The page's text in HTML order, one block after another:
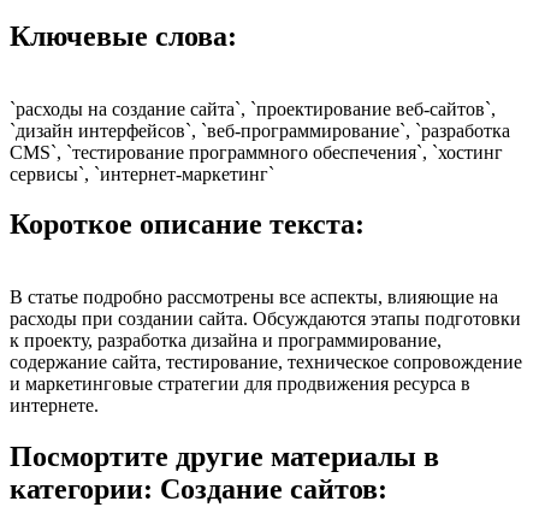
Ключевые слова:
`расходы на создание сайта`, `проектирование веб-сайтов`,
`дизайн интерфейсов`, `веб-программирование`, `разработка
CMS`, `тестирование программного обеспечения`, `хостинг
сервисы`, `интернет-маркетинг`
Короткое описание текста:
В статье подробно рассмотрены все аспекты, влияющие на
расходы при создании сайта. Обсуждаются этапы подготовки
к проекту, разработка дизайна и программирование,
содержание сайта, тестирование, техническое сопровождение
и маркетинговые стратегии для продвижения ресурса в
интернете.
Посмортите другие материалы в
категории: Создание сайтов: